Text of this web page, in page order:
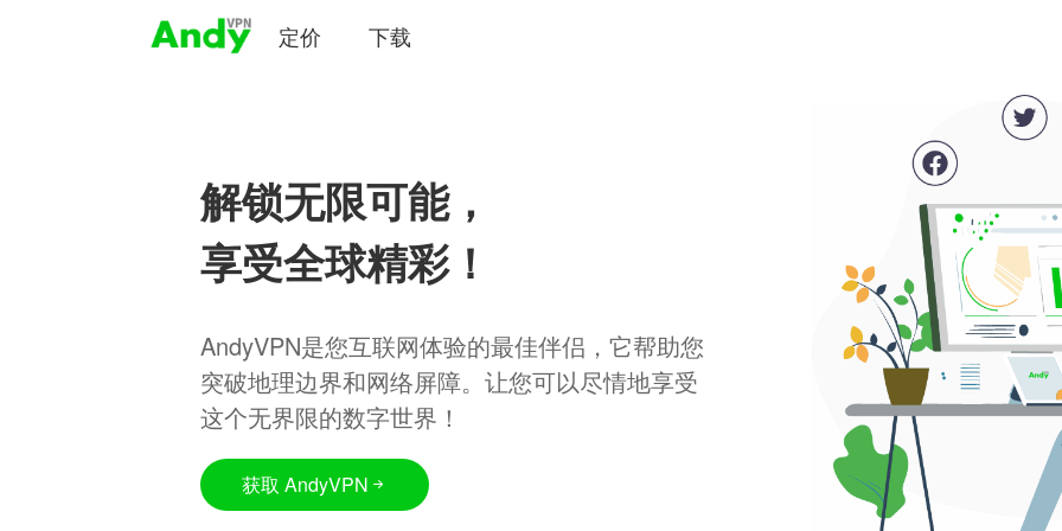
定价 下载
解锁无限可能，
享受全球精彩！
AndyVPN是您互联网体验的最佳伴侣，它帮助您
突破地理边界和网络屏障。让您可以尽情地享受
这个无界限的数字世界！
获取 AndyVPN